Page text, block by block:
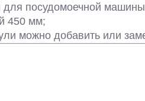
посудомоечной
450 мм;
можно добавить или